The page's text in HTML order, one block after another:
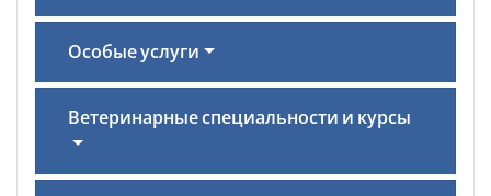
Особые услуги
Ветеринарные специальности и курсы